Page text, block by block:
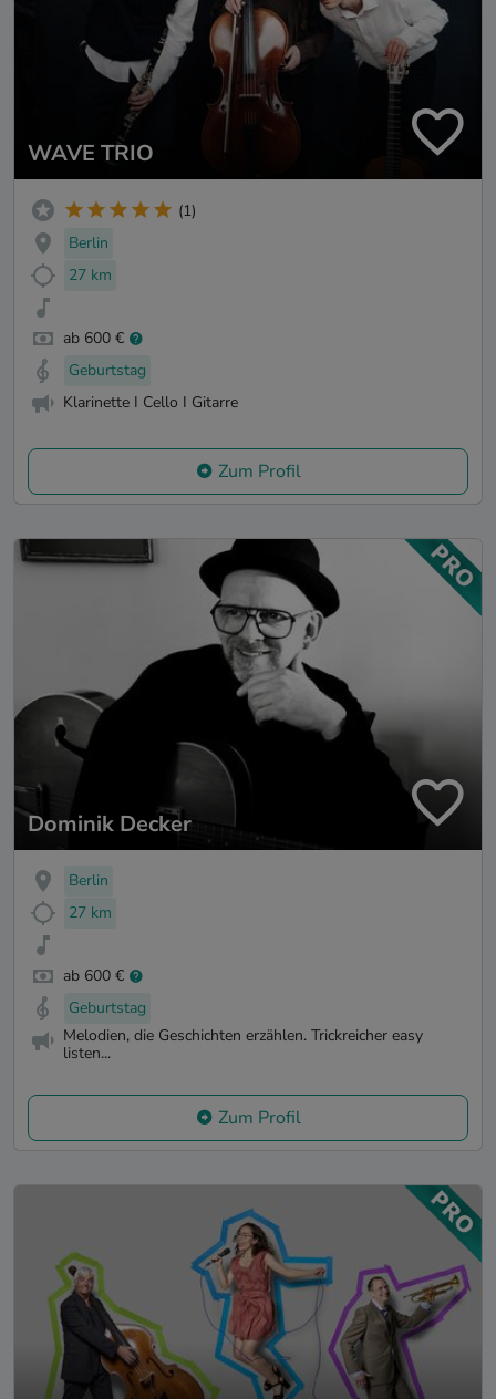
WAVE TRIO
(1)
Berlin
27 km
ab 600 €
Geburtstag
Klarinette I Cello I Gitarre
Zum Profil
Dominik Decker
Berlin
27 km
ab 600 €
Geburtstag
Melodien, die Geschichten erzählen. Trickreicher easy
listen...
Zum Profil